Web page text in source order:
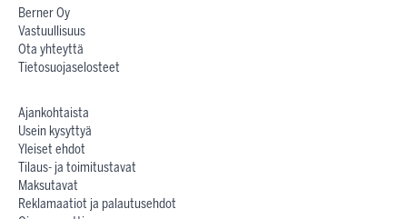
Berner Oy
Vastuullisuus
Ota yhteyttä
Tietosuojaselosteet
Ajankohtaista
Usein kysyttyä
Yleiset ehdot
Tilaus- ja toimitustavat
Maksutavat
Reklamaatiot ja palautusehdot